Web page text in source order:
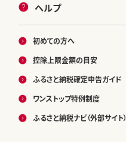
ヘルプ
初めての方へ
控除上限金額の目安
ふるさと納税確定申告ガイド
ワンストップ特例制度
ふるさと納税ナビ（外部サイト）